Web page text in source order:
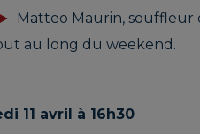
UNIVERS
LAPIDAIRE
Matteo Maurin, souffleur
au long du weekend.
11 avril à 16h30